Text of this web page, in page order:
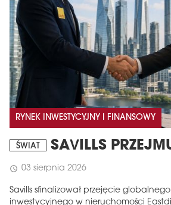
RYNEK INWESTYCYJNY I FINANSOWY
ŚWIAT SAVILLS
schedule 03 sierpnia 2026
Savills sfinalizował przejęcie
inwestycyjnego w nieruchomości